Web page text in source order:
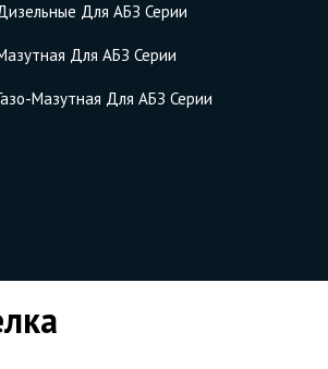
Для АБЗ Серии
Для АБЗ Серии
Мазутная Для АБЗ Серии